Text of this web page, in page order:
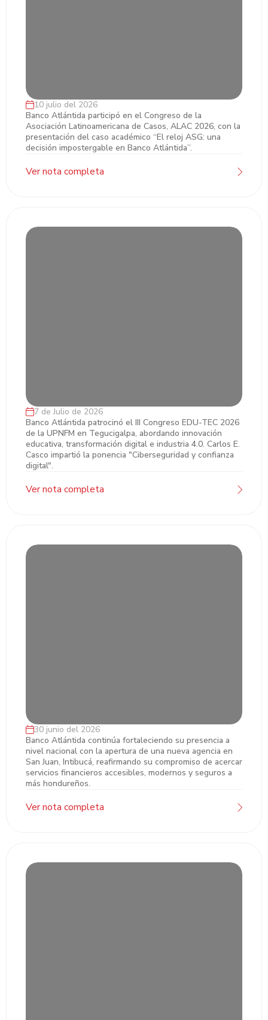
Banco Atlántida presenta caso académico
sobre gobernanza ASG en ALAC 2026
10 julio del 2026
Banco Atlántida participó en el Congreso de la
Asociación Latinoamericana de Casos, ALAC 2026, con la
presentación del caso académico “El reloj ASG: una
decisión impostergable en Banco Atlántida”.
Ver nota completa
Banco Atlántida y UPNFM impulsan la
innovación y el desarrollo del talento
durante el III Congreso EDU-TEC 2026
7 de Julio de 2026
Banco Atlántida patrocinó el III Congreso EDU-TEC 2026
de la UPNFM en Tegucigalpa, abordando innovación
educativa, transformación digital e industria 4.0. Carlos E.
Casco impartió la ponencia "Ciberseguridad y confianza
digital".
Ver nota completa
Banco Atlántida inaugura nueva agencia en
San Juan, Intibucá, para acercar más
oportunidades financieras a la comunidad
30 junio del 2026
Banco Atlántida continúa fortaleciendo su presencia a
nivel nacional con la apertura de una nueva agencia en
San Juan, Intibucá, reafirmando su compromiso de acercar
servicios financieros accesibles, modernos y seguros a
más hondureños.
Ver nota completa